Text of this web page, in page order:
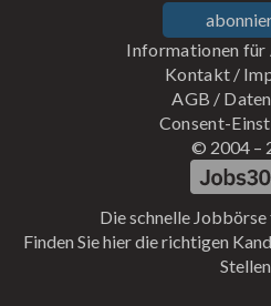
Die schnelle
Finden Sie hier die richtigen
Informationen
Kontakt /
AGB /
Consent-
© 2004 –